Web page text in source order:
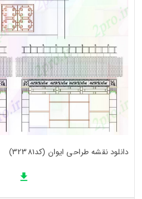
دانلود نقشه طراحی ایوان (کد32381)